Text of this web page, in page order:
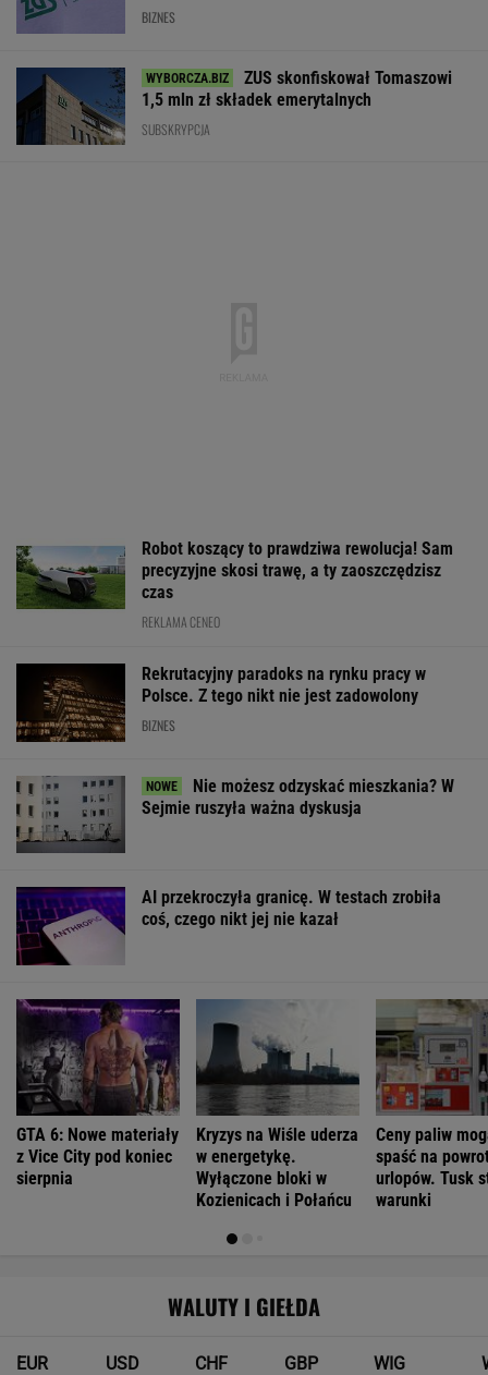
BIZNES
ZUS skonfiskował Tomaszowi
1,5 mln zł składek emerytalnych
SUBSKRYPCJA
Robot koszący to prawdziwa rewolucja! Sam
precyzyjne skosi trawę, a ty zaoszczędzisz
czas
REKLAMA CENEO
Rekrutacyjny paradoks na rynku pracy w
Polsce. Z tego nikt nie jest zadowolony
BIZNES
Nie możesz odzyskać mieszkania? W
Sejmie ruszyła ważna dyskusja
AI przekroczyła granicę. W testach zrobiła
coś, czego nikt jej nie kazał
GTA 6: Nowe materiały
z Vice City pod koniec
sierpnia
Kryzys na Wiśle uderza
w energetykę.
Wyłączone bloki w
Kozienicach i Połańcu
Ceny paliw
spaść na
urlopów. Tusk
warunki
WALUTY I GIEŁDA
EUR
USD
CHF
GBP
WIG